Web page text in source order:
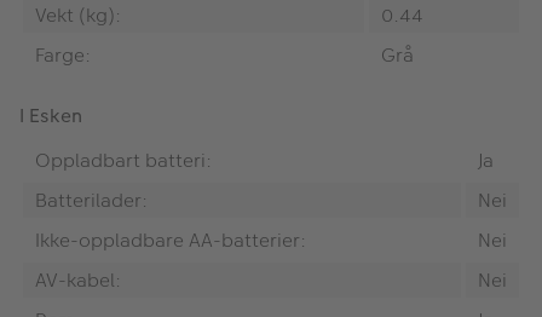
Vekt (kg):
0.44
Farge:
Grå
I Esken
Oppladbart batteri:
Ja
Batterilader:
Nei
Ikke-oppladbare AA-batterier:
Nei
AV-kabel:
Nei